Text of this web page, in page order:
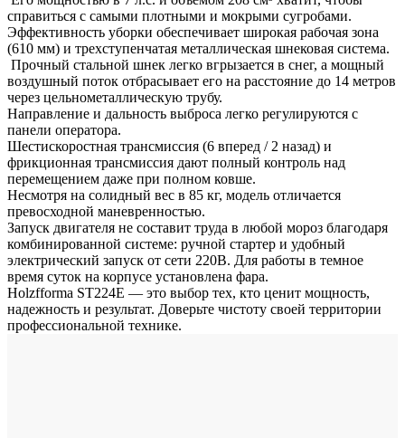
справиться с самыми плотными и мокрыми сугробами.
Эффективность уборки обеспечивает широкая рабочая зона
(610 мм) и трехступенчатая металлическая шнековая система.
Прочный стальной шнек легко вгрызается в снег, а мощный
воздушный поток отбрасывает его на расстояние до 14 метров
через цельнометаллическую трубу.
Направление и дальность выброса легко регулируются с
панели оператора.
Шестискоростная трансмиссия (6 вперед / 2 назад) и
фрикционная трансмиссия дают полный контроль над
перемещением даже при полном ковше.
Несмотря на солидный вес в 85 кг, модель отличается
превосходной маневренностью.
Запуск двигателя не составит труда в любой мороз благодаря
комбинированной системе: ручной стартер и удобный
электрический запуск от сети 220В. Для работы в темное
время суток на корпусе установлена фара.
Holzfforma ST224E — это выбор тех, кто ценит мощность,
надежность и результат. Доверьте чистоту своей территории
профессиональной технике.